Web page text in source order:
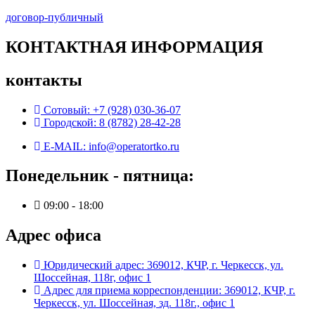
договор-публичный
КОНТАКТНАЯ ИНФОРМАЦИЯ
контакты
Сотовый: +7 (928) 030-36-07
Городской: 8 (8782) 28-42-28
E-MAIL: info@operatortko.ru
Понедельник - пятница:
09:00 - 18:00
Адрес офиса
Юридический адрес: 369012, КЧР, г. Черкесск, ул.
Шоссейная, 118г, офис 1
Адрес для приема корреспонденции: 369012, КЧР, г.
Черкесск, ул. Шоссейная, зд. 118г., офис 1